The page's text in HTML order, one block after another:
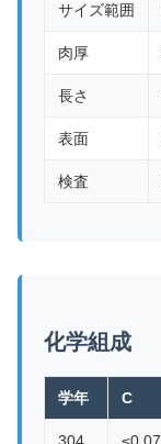
サイズ範囲
肉厚
長さ
表面
検査
化学組成
学年 C